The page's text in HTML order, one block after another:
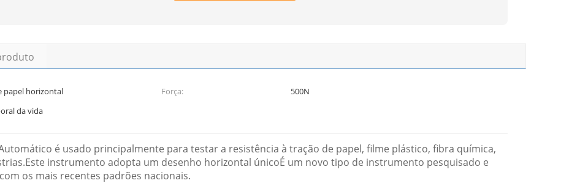
papel horizontal Força:
500N
da vida
é usado principalmente para testar a resistência à tração de papel, filme plástico, fibra química,
instrumento adopta um desenho horizontal únicoÉ um novo tipo de instrumento pesquisado e
os mais recentes padrões nacionais.